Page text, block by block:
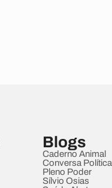
Blogs
Caderno Animal
Conversa Política
Pleno Poder
Sílvio Osias